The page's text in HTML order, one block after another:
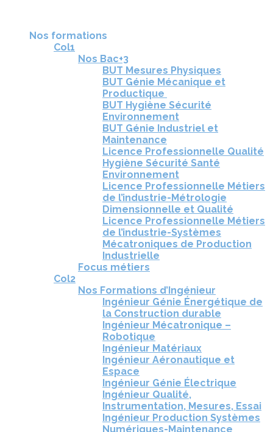
Nos formations
Col1
Nos Bac+3
BUT Mesures Physiques
BUT Génie Mécanique et
Productique
BUT Hygiène Sécurité
Environnement
BUT Génie Industriel et
Maintenance
Licence Professionnelle Qualité
Hygiène Sécurité Santé
Environnement
Licence Professionnelle Métiers
de l’industrie-Métrologie
Dimensionnelle et Qualité
Licence Professionnelle Métiers
de l’industrie-Systèmes
Mécatroniques de Production
Industrielle
Focus métiers
Col2
Nos Formations d’Ingénieur
Ingénieur Génie Énergétique de
la Construction durable
Ingénieur Mécatronique –
Robotique
Ingénieur Matériaux
Ingénieur Aéronautique et
Espace
Ingénieur Génie Électrique
Ingénieur Qualité,
Instrumentation, Mesures, Essai
Ingénieur Production Systèmes
Numériques-Maintenance